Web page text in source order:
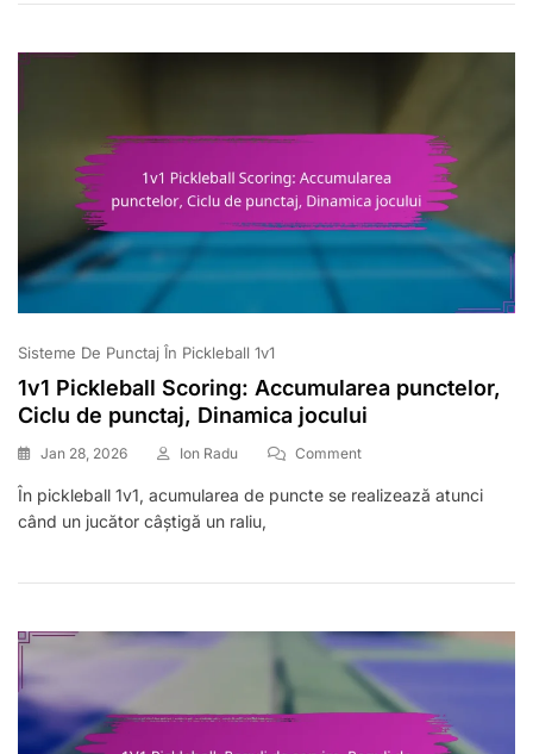
Jucătorului,
Privind
Sisteme De Punctaj În Pickleball 1v1
1v1 Pickleball Scoring: Accumularea punctelor,
Ciclu de punctaj, Dinamica jocului
Jan 28, 2026 Ion Radu CommentOn
Pickleball
Ciclu
Punctaj,
Jocului
În pickleball 1v1, acumularea de puncte se realizează atunci
când un jucător câștigă un raliu,